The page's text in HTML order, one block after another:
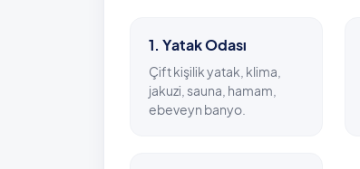
1. Yatak Odası
Çift kişilik yatak, klima,
jakuzi, sauna, hamam,
ebeveyn banyo.